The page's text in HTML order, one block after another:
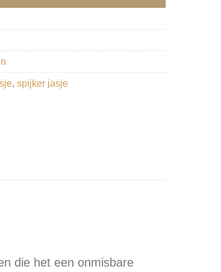
, spijker jasje
die het een onmisbare